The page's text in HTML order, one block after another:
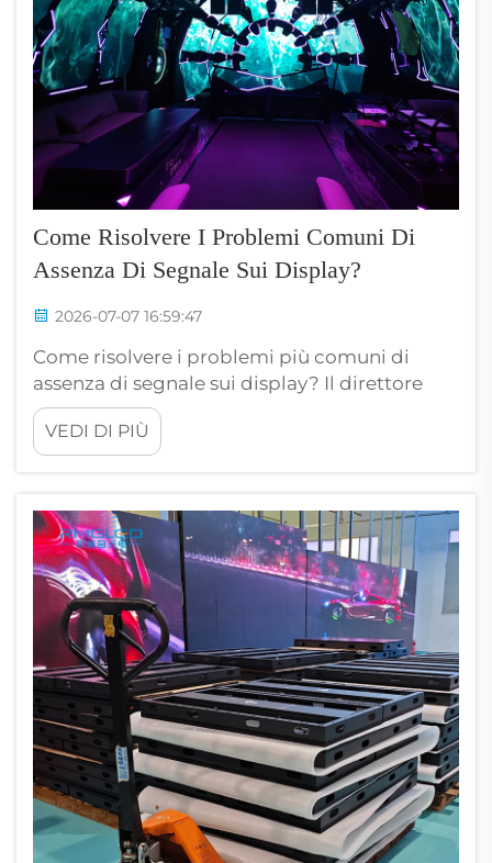
Come Risolvere I Problemi Comuni Di
Assenza Di Segnale Sui Display?
2026-07-07 16:59:47
Come risolvere i problemi più comuni di
assenza di segnale sui display? Il direttore
tecnico di un'azienda specializzata nella
produzione di eventi è arrivato alle 5:45 del
mattino nel principale polo fieristico di
ha trovato l'installazione centrale — un
display di 30 metri quadrati...
VEDI DI PIÙ